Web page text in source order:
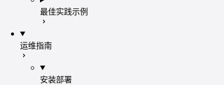
最佳实践示例
运维指南
安装部署